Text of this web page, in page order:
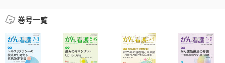
巻号一覧